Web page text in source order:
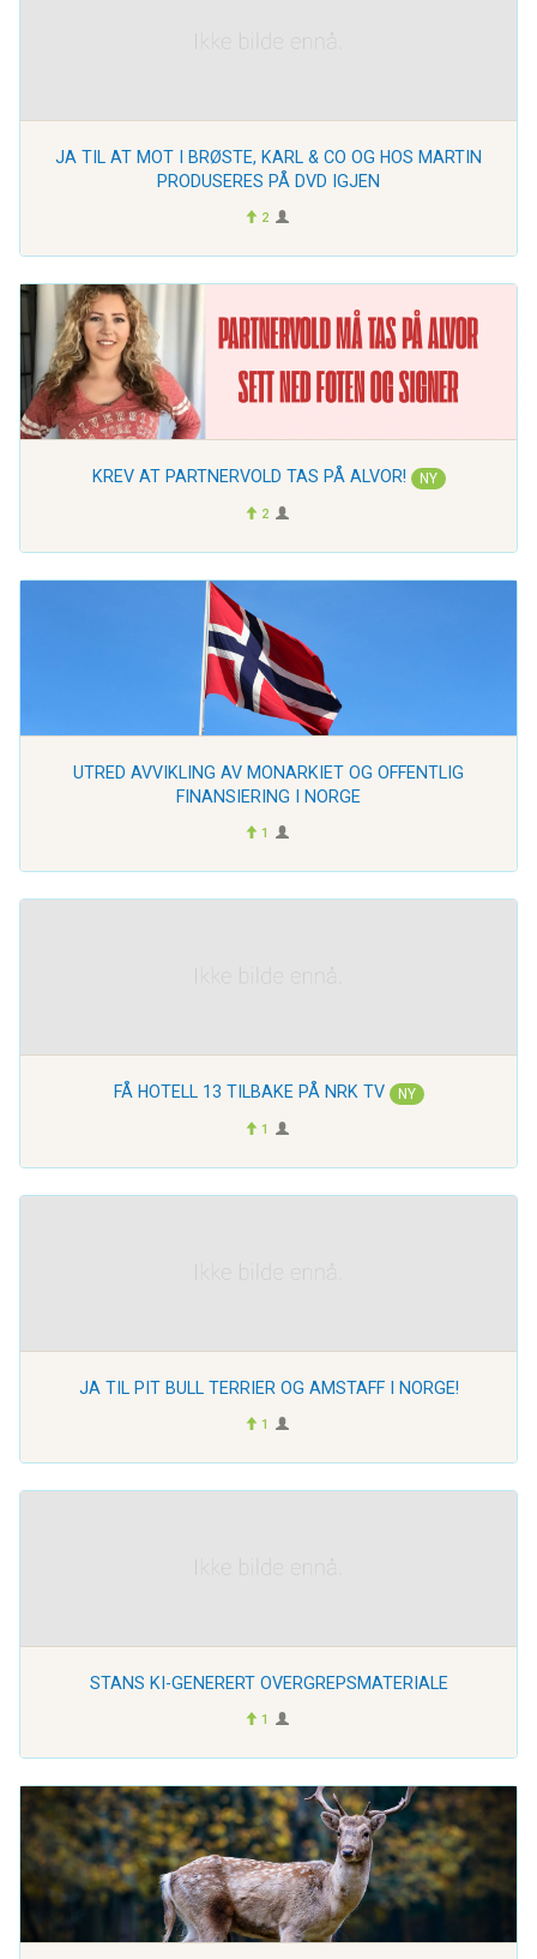
JA TIL AT MOT I BRØSTE, KARL & CO OG HOS MARTIN
PRODUSERES PÅ DVD IGJEN
2
KREV AT PARTNERVOLD TAS PÅ ALVOR! NY
2
UTRED AVVIKLING AV MONARKIET OG OFFENTLIG
FINANSIERING I NORGE
1
FÅ HOTELL 13 TILBAKE PÅ NRK TV NY
1
JA TIL PIT BULL TERRIER OG AMSTAFF I NORGE!
1
STANS KI-GENERERT OVERGREPSMATERIALE
1